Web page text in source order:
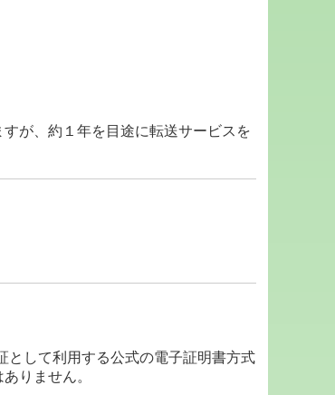
が、約１年を目途に転送サービスを
として利用する公式の電子証明書方式
りません。